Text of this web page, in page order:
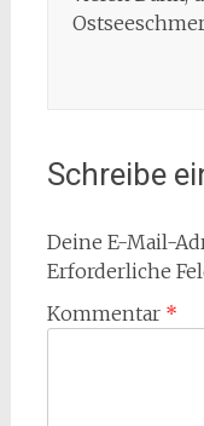
Schreibe
Deine E-Mail-
Erforderliche
Kommentar *